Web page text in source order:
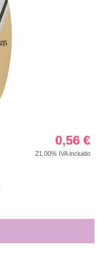
0,56 €
21.00% IVA incluido